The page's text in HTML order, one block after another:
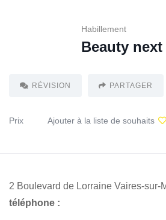
Habillement
Beauty next
RÉVISION PARTAGER
Prix Ajouter à la liste de souhaits
2 Boulevard de Lorraine Vaires-sur-
téléphone :